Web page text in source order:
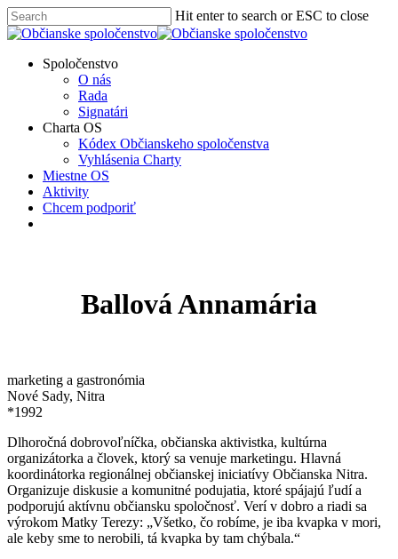
Skip
to
content
Hit enter to search or ESC to close
Close
Menu
Spoločenstvo
O nás
Rada
Signatári
Charta OS
Kódex Občianskeho spoločenstva
Vyhlásenia Charty
Miestne OS
Aktivity
Chcem podporiť
Ballová Annamária
marketing a gastronómia
Nové Sady, Nitra
*1992
Dlhoročná dobrovoľníčka, občianska aktivistka, kultúrna
organizátorka a človek, ktorý sa venuje marketingu. Hlavná
koordinátorka regionálnej občianskej iniciatívy Občianska Nitra.
Organizuje diskusie a komunitné podujatia, ktoré spájajú ľudí a
podporujú aktívnu občiansku spoločnosť. Verí v dobro a riadi sa
výrokom Matky Terezy: „Všetko, čo robíme, je iba kvapka v mori,
ale keby sme to nerobili, tá kvapka by tam chýbala.“